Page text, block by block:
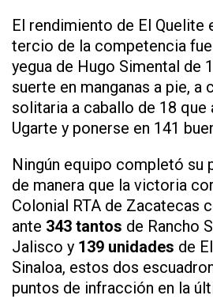
El rendimiento de El Quelite
tercio de la competencia
yegua de Hugo Simental de
suerte en manganas a pie, a
solitaria a caballo de 18 que
Ugarte y ponerse en 141
Ningún equipo completó su
de manera que la victoria
Colonial RTA de Zacatecas
ante 343 tantos de Rancho
Jalisco y 139 unidades de
Sinaloa, estos dos
puntos de infracción en la